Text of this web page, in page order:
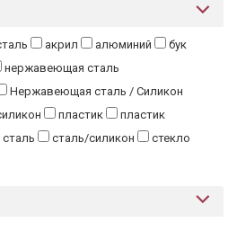
акрил алюминий
бук
нержавеющая сталь
Нержавеющая сталь / Силикон
пластик
пластик
сталь сталь/силикон
стекло